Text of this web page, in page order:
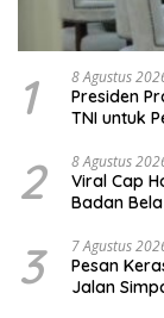
1 8 Agustus
Presiden
TNI untuk
2 8 Agustus
Viral Cap
Badan
3 7 Agustus
Pesan
Jalan